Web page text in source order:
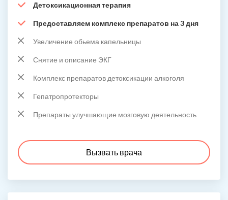
Детоксикационная терапия
Предоставляем комплекс препаратов на 3 дня
Увеличение обьема капельницы
Снятие и описание ЭКГ
Комплекс препаратов детоксикации алкоголя
Гепатропротекторы
Препараты улучшающие мозговую деятельность
Вызвать врача